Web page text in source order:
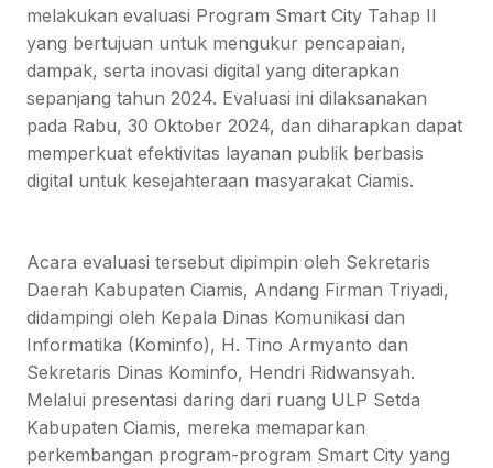
melakukan evaluasi Program Smart City Tahap II
yang bertujuan untuk mengukur pencapaian,
dampak, serta inovasi digital yang diterapkan
sepanjang tahun 2024. Evaluasi ini dilaksanakan
pada Rabu, 30 Oktober 2024, dan diharapkan dapat
memperkuat efektivitas layanan publik berbasis
digital untuk kesejahteraan masyarakat Ciamis.
Acara evaluasi tersebut dipimpin oleh Sekretaris
Daerah Kabupaten Ciamis, Andang Firman Triyadi,
didampingi oleh Kepala Dinas Komunikasi dan
Informatika (Kominfo), H. Tino Armyanto dan
Sekretaris Dinas Kominfo, Hendri Ridwansyah.
Melalui presentasi daring dari ruang ULP Setda
Kabupaten Ciamis, mereka memaparkan
perkembangan program-program Smart City yang